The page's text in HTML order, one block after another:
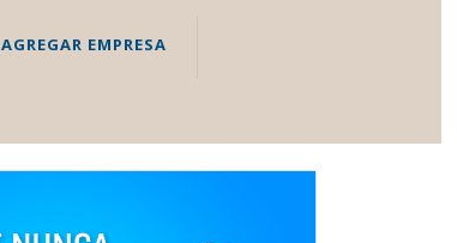
AGREGAR EMPRESA